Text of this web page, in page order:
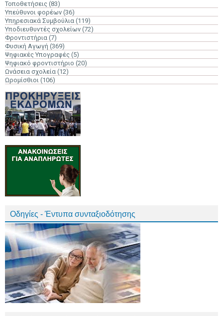
Τοποθετήσεις (83)
Υπεύθυνοι φορέων (36)
Υπηρεσιακά Συμβούλια (119)
Υποδιευθυντές σχολείων (72)
Φροντιστήρια (7)
Φυσική Αγωγή (369)
Ψηφιακές Υπογραφές (5)
Ψηφιακό φροντιστήριο (20)
Ωνάσεια σχολεία (12)
Ωρομίσθιοι (106)
Οδηγίες - Έντυπα συνταξιοδότησης